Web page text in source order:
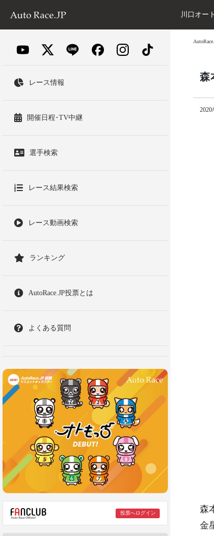
川口オート
レース情報
開催日程･TV中継
選手検索
レース結果検索
レース動画検索
ランキング
AutoRace.JP投票とは
よくある質問
投票へログイン
森
森
金